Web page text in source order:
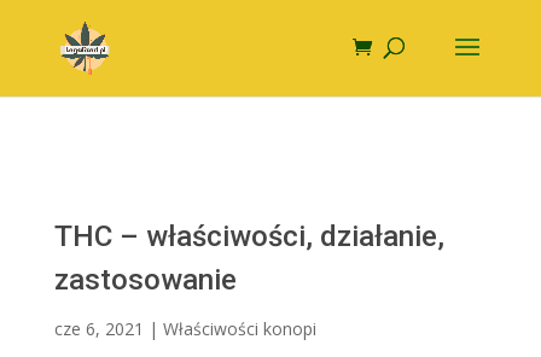
THC – właściwości, działanie,
zastosowanie
cze 6, 2021 | Właściwości konopi